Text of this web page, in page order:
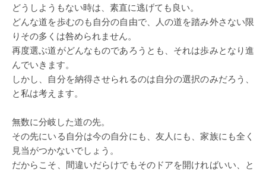
どうしようもない時は、素直に逃げても良い。
どんな道を歩むのも自分の自由で、人の道を踏み外さない限
りその多くは咎められません。
再度選ぶ道がどんなものであろうとも、それは歩みとなり進
んでいきます。
しかし、自分を納得させられるのは自分の選択のみだろう、
と私は考えます。
無数に分岐した道の先。
その先にいる自分は今の自分にも、友人にも、家族にも全く
見当がつかないでしょう。
だからこそ、間違いだらけでもそのドアを開ければいい、と